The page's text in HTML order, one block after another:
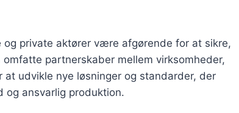
private aktører være afgørende for at sikre,
partnerskaber mellem virksomheder,
udvikle nye løsninger og standarder, der
og ansvarlig produktion.